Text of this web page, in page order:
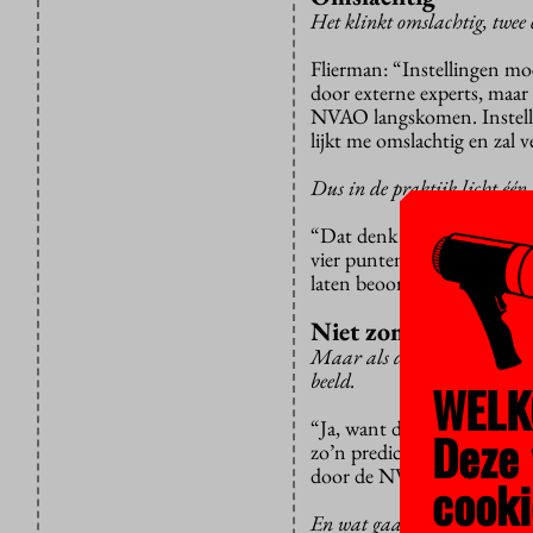
Het klinkt omslachtig, twee
Flierman: “Instellingen
door externe experts,
NVAO langskomen.
lijkt me omslachtig en zal
Dus in de praktijk licht één
“Dat denk ik wel, maar in
vier punten: alleen op het
laten beoordelen hoe ze
Niet zomaar excellent
Maar als de opleiding zich
beeld.
“Ja, want dat oordeel
zo’n predicaat terecht
door de NVAO op alle
En wat gaat de